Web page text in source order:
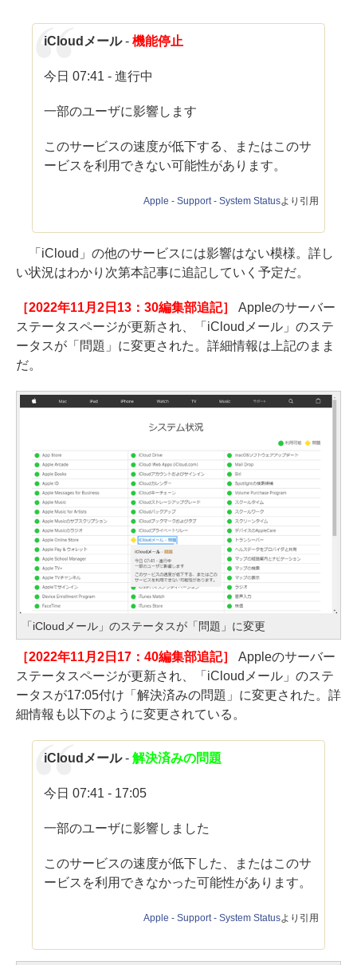
iCloudメール-機能停止
今日 07:41 - 進行中
一部のユーザに影響します
このサービスの速度が低下する、またはこのサ
ービスを利用できない可能性があります。
Apple - Support - System Statusより引用
「iCloud」の他のサービスには影響はない模様。詳し
い状況はわかり次第本記事に追記していく予定だ。
［2022年11月2日13：30編集部追記］ Appleのサーバー
ステータスページが更新され、「iCloudメール」のステ
ータスが「問題」に変更された。詳細情報は上記のまま
だ。
「iCloudメール」のステータスが「問題」に変更
［2022年11月2日17：40編集部追記］ Appleのサーバー
ステータスページが更新され、「iCloudメール」のステ
ータスが17:05付け「解決済みの問題」に変更された。詳
細情報も以下のように変更されている。
iCloudメール-解決済みの問題
今日 07:41 - 17:05
一部のユーザに影響しました
このサービスの速度が低下した、またはこのサ
ービスを利用できなかった可能性があります。
Apple - Support - System Statusより引用